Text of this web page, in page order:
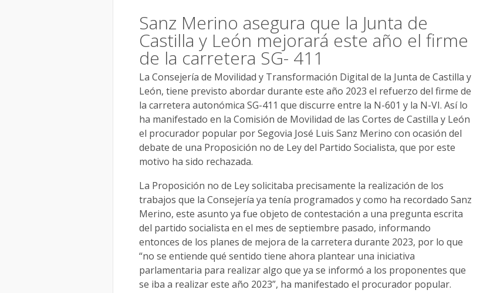
Sanz Merino asegura que la Junta de
Castilla y León mejorará este año el firme
de la carretera SG- 411
La Consejería de Movilidad y Transformación Digital de la Junta de Castilla y
León, tiene previsto abordar durante este año 2023 el refuerzo del firme de
la carretera autonómica SG-411 que discurre entre la N-601 y la N-VI. Así lo
ha manifestado en la Comisión de Movilidad de las Cortes de Castilla y León
el procurador popular por Segovia José Luis Sanz Merino con ocasión del
debate de una Proposición no de Ley del Partido Socialista, que por este
motivo ha sido rechazada.
La Proposición no de Ley solicitaba precisamente la realización de los
trabajos que la Consejería ya tenía programados y como ha recordado Sanz
Merino, este asunto ya fue objeto de contestación a una pregunta escrita
del partido socialista en el mes de septiembre pasado, informando
entonces de los planes de mejora de la carretera durante 2023, por lo que
“no se entiende qué sentido tiene ahora plantear una iniciativa
parlamentaria para realizar algo que ya se informó a los proponentes que
se iba a realizar este año 2023”, ha manifestado el procurador popular.